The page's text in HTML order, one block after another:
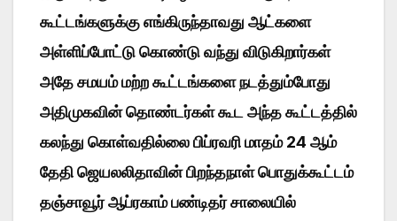
கூட்டங்களுக்கு எங்கிருந்தாவது ஆட்களை
அள்ளிப்போட்டு கொண்டு வந்து விடுகிறார்கள்
அதே சமயம் மற்ற கூட்டங்களை நடத்தும்போது
அதிமுகவின் தொண்டர்கள் கூட அந்த கூட்டத்தில்
கலந்து கொள்வதில்லை பிப்ரவரி மாதம் 24 ஆம்
தேதி ஜெயலலிதாவின் பிறந்தநாள் பொதுக்கூட்டம்
தஞ்சாவூர் ஆப்ரகாம் பண்டிதர் சாலையில்